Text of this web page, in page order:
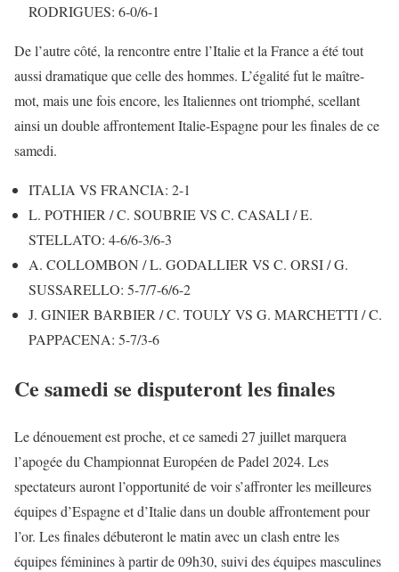
RODRIGUES: 6-0/6-1
De l’autre côté, la rencontre entre l’Italie et la France a été tout
aussi dramatique que celle des hommes. L’égalité fut le maître-
mot, mais une fois encore, les Italiennes ont triomphé, scellant
ainsi un double affrontement Italie-Espagne pour les finales de ce
samedi.
ITALIA VS FRANCIA: 2-1
L. POTHIER / C. SOUBRIE VS C. CASALI / E.
STELLATO: 4-6/6-3/6-3
A. COLLOMBON / L. GODALLIER VS C. ORSI / G.
SUSSARELLO: 5-7/7-6/6-2
J. GINIER BARBIER / C. TOULY VS G. MARCHETTI / C.
PAPPACENA: 5-7/3-6
Ce samedi se disputeront les finales
Le dénouement est proche, et ce samedi 27 juillet marquera
l’apogée du Championnat Européen de Padel 2024. Les
spectateurs auront l’opportunité de voir s’affronter les meilleures
équipes d’Espagne et d’Italie dans un double affrontement pour
l’or. Les finales débuteront le matin avec un clash entre les
équipes féminines à partir de 09h30, suivi des équipes masculines